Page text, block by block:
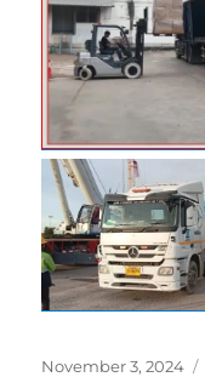
Posted
November 3, 2024